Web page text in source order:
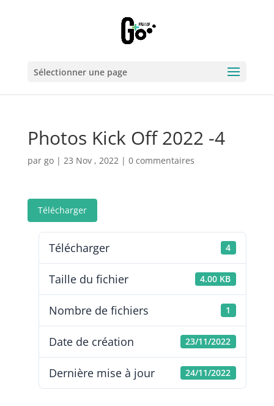
Sélectionner une page
Photos Kick Off 2022 -4
par go| 23 Nov , 2022| 0 commentaires
Télécharger
Télécharger 4
Taille du fichier 4.00 KB
Nombre de fichiers 1
Date de création 23/11/2022
Dernière mise à jour 24/11/2022